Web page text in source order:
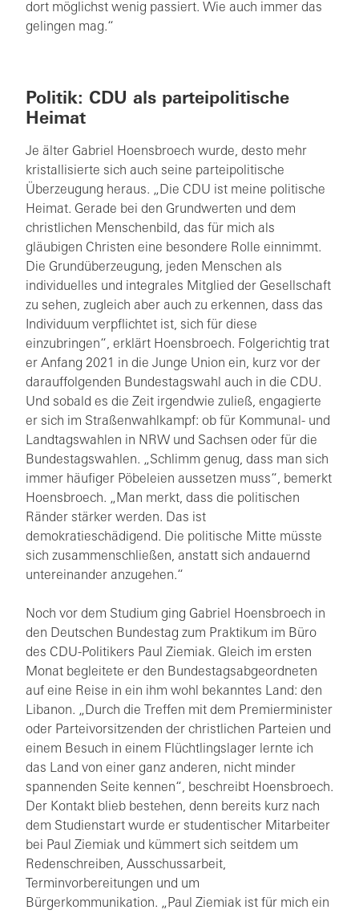
dort möglichst wenig passiert. Wie auch immer das
gelingen mag.“
Politik: CDU als parteipolitische
Heimat
Je älter Gabriel Hoensbroech wurde, desto mehr
kristallisierte sich auch seine parteipolitische
Überzeugung heraus. „Die CDU ist meine politische
Heimat. Gerade bei den Grundwerten und dem
christlichen Menschenbild, das für mich als
gläubigen Christen eine besondere Rolle einnimmt.
Die Grundüberzeugung, jeden Menschen als
individuelles und integrales Mitglied der Gesellschaft
zu sehen, zugleich aber auch zu erkennen, dass das
Individuum verpflichtet ist, sich für diese
einzubringen“, erklärt Hoensbroech. Folgerichtig trat
er Anfang 2021 in die Junge Union ein, kurz vor der
darauffolgenden Bundestagswahl auch in die CDU.
Und sobald es die Zeit irgendwie zuließ, engagierte
er sich im Straßenwahlkampf: ob für Kommunal- und
Landtagswahlen in NRW und Sachsen oder für die
Bundestagswahlen. „Schlimm genug, dass man sich
immer häufiger Pöbeleien aussetzen muss“, bemerkt
Hoensbroech. „Man merkt, dass die politischen
Ränder stärker werden. Das ist
demokratieschädigend. Die politische Mitte müsste
sich zusammenschließen, anstatt sich andauernd
untereinander anzugehen.“
Noch vor dem Studium ging Gabriel Hoensbroech in
den Deutschen Bundestag zum Praktikum im Büro
des CDU-Politikers Paul Ziemiak. Gleich im ersten
Monat begleitete er den Bundestagsabgeordneten
auf eine Reise in ein ihm wohl bekanntes Land: den
Libanon. „Durch die Treffen mit dem Premierminister
oder Parteivorsitzenden der christlichen Parteien und
einem Besuch in einem Flüchtlingslager lernte ich
das Land von einer ganz anderen, nicht minder
spannenden Seite kennen“, beschreibt Hoensbroech.
Der Kontakt blieb bestehen, denn bereits kurz nach
dem Studienstart wurde er studentischer Mitarbeiter
bei Paul Ziemiak und kümmert sich seitdem um
Redenschreiben, Ausschussarbeit,
Terminvorbereitungen und um
Bürgerkommunikation. „Paul Ziemiak ist für mich ein